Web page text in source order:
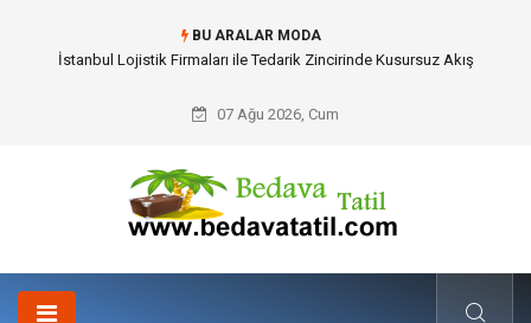
BU ARALAR MODA
Dalaman Bozburun Transfer: Seyahat Prestijinde Ve Zaman Yönetiminde
07 Ağu 2026, Cum